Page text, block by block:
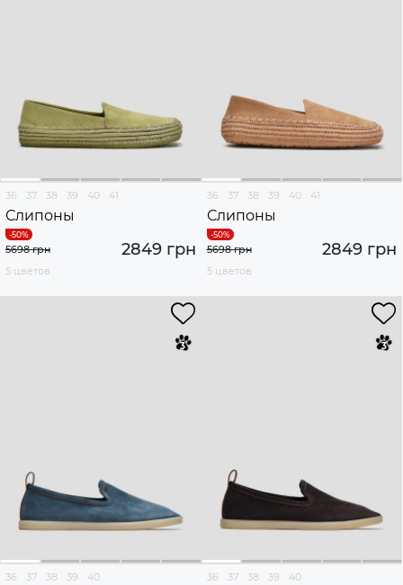
36 37 38 39 40 41
Слипоны
2849 грн
5698 грн
5 цветов
36 37 38 39 40 41
Слипоны
2849 грн
5698 грн
5 цветов
36 37 38 39 40 36 37 38 39 40